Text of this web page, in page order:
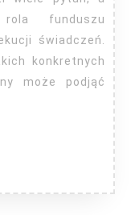
zabrać
funduszu
świadczeń.
konkretnych
może podjąć